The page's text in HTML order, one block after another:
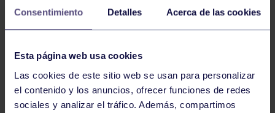
Consentimiento Detalles Acerca de las cookies
Esta página web usa cookies
Las cookies de este sitio web se usan para personalizar
el contenido y los anuncios, ofrecer funciones de redes
sociales y analizar el tráfico. Además, compartimos
NOTICIAS RELACIONADAS